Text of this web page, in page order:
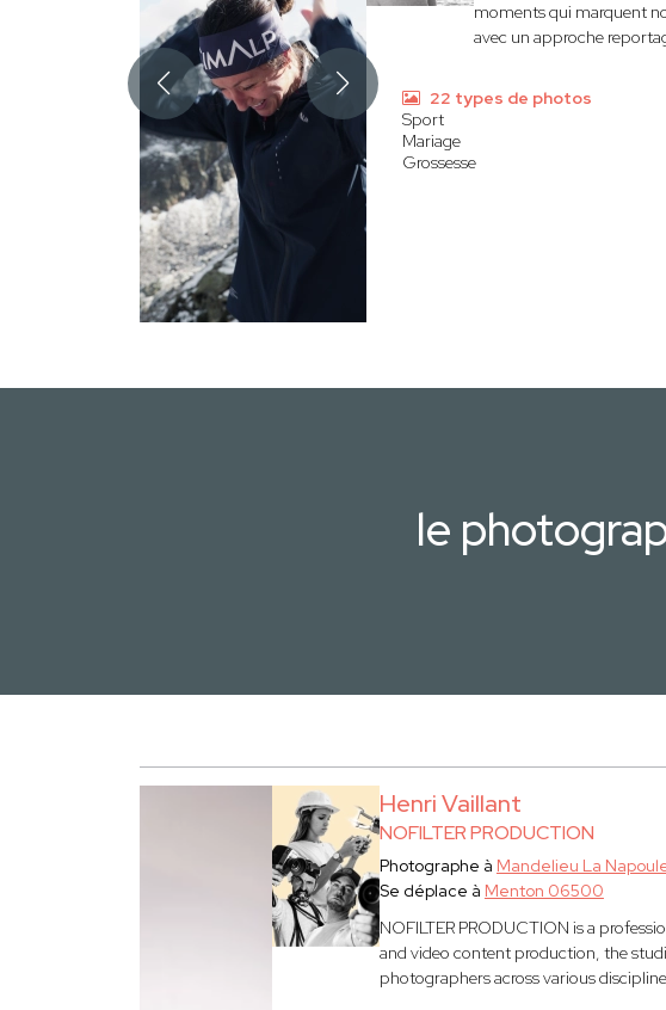
moments qui marquent
avec un approche
22 types de photos
Sport
Mariage
Grossesse
le
Henri Vaillant
NOFILTER PRODUCTION
Photographe à Mandelieu La
Se déplace à Menton 06500
NOFILTER PRODUCTION is a
and video content production, the
photographers across various